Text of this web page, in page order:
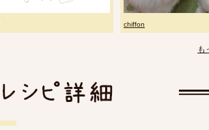
chiffon
も